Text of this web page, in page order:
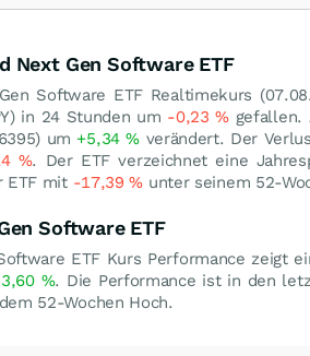
Next Gen Software ETF
Software ETF Realtimekurs (
in 24 Stunden um -0,23% gefallen.
um +5,34% verändert. Der
%. Der ETF verzeichnet eine
ETF mit -17,39% unter seinem 52-
Software ETF
ETF Kurs Performance
%. Die Performance ist in den
52-Wochen Hoch.